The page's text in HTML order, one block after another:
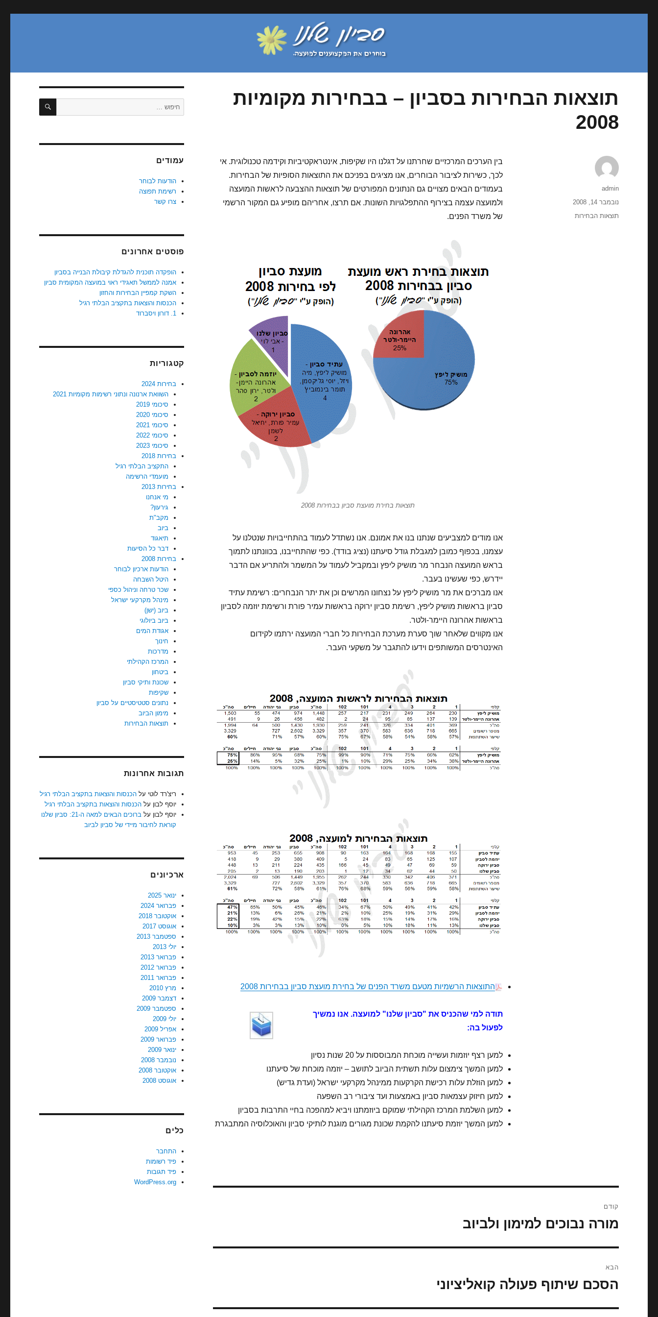
תוצאות הבחירות בסביון – בבחירות מקומיות
2008
בין הערכים המרכזיים שחרתנו על דגלנו היו שקיפות, אינטראקטיביות וקידמה טכנולוגית. אי
לכך, כשירות לציבור הבוחרים, אנו מציגים בפניכם את התוצאות הסופיות של הבחירות.
בעמודים הבאים מצויים גם הנתונים המפורטים של תוצאות ההצבעה לראשות המועצה
ולמועצה עצמה בצירוף ההתפלגויות השונות. אם תרצו, אחריהם מופיע גם המקור הרשמי
של משרד הפנים.
תוצאות בחירת מועצת סביון בבחירות 2008
אנו מודים למצביעים שנתנו בנו את אמונם. אנו נשתדל לעמוד בהתחייבויות שנטלנו על
עצמנו, בכפוף כמובן למגבלת גודל סיעתנו (נציג בודד). כפי שהתחייבנו, בכוונתנו לתמוך
בראש המועצה הנבחר מר מושיק ליפץ ובמקביל לעמוד על המשמר ולהתריע אם הדבר
יידרש, כפי שעשינו בעבר.
אנו מברכים את מר מושיק ליפץ על נצחונו המרשים וכן את יתר הנבחרים: רשימת עתיד
סביון בראשות מושיק ליפץ, רשימת סביון ירוקה בראשות עמיר פורת ורשימת יוזמה לסביון
בראשות אהרונה היימר-ולטר.
אנו מקווים שלאחר שוך סערת מערכת הבחירות כל חברי המועצה ירתמו לקידום
האינטרסים המשותפים וידעו להתגבר על משקעי העבר.
התוצאות הרשמיות מטעם משרד הפנים של בחירת מועצת סביון בבחירות 2008
תודה למי שהכניס את "סביון שלנו" למועצה. אנו נמשיך
לפעול בה:
למען רצף יוזמות ועשייה מוכחת המבוססות על 20 שנות נסיון
למען המשך צימצום עלות תשתית הביוב לתושב – יוזמה מוכחת של סיעתנו
למען הוזלת עלות רכישת הקרקעות ממינהל מקרקעי ישראל (ועדת גדיש)
למען חיזוק עצמאות סביון באמצעות ועד ציבורי רב השפעה
למען השלמת המרכז הקהילתי שמוקם ביוזמתנו ויביא למהפכה בחיי התרבות בסביון
למען המשך יוזמת סיעתנו להקמת שכונת מגורים מוגנת לותיקי סביון והאוכלוסיה המתבגרת
מחבר
admin
פורסם
נובמבר 14, 2008
קטגוריות
תוצאות הבחירות
קודם
הפוסט
מורה נבוכים למימון ולביוב
הבא
הפוסט
הסכם שיתוף פעולה קואליציוני
חיפוש
עמודים
הודעות לבוחר
רשימת תפוצה
צרו קשר
פוסטים אחרונים
הופקדה תוכנית להגדלת קיבולת הבנייה בסביון
אמנה לממשל תאגידי ראוי במועצה המקומית סביון
השקת קמפיין הבחירות והחזון
הכנסות והוצאות בתקציב הבלתי רגיל
1. דורון ויסברוד
קטגוריות
בחירות 2024
השוואת ארנונה ונתוני רשימות מקומיות 2021
סיכומי 2019
סיכומי 2020
סיכומי 2021
סיכומי 2022
סיכומי 2023
בחירות 2018
התקציב הבלתי רגיל
מועמדי הרשימה
בחירות 2013
מי אנחנו
גירעון?
מקב"ת
ביוב
תיאגוד
דבר כל הסיעות
בחירות 2008
הודעות ארכיון לבוחר
היטל השבחה
שכר טרחה וניהול כספי
מינהל מקרקעי ישראל
ביוב (ישן)
ביוב ביולוגי
אגודת המים
חינוך
מדרכות
המרכז הקהילתי
ביטחון
שכונת ותיקי סביון
שקיפות
נתונים סטטיסטיים על סביון
מימון הביוב
תוצאות הבחירות
תגובות אחרונות
ריצ'רד לוטי עלהכנסות והוצאות בתקציב הבלתי רגיל
יוסף לבון עלהכנסות והוצאות בתקציב הבלתי רגיל
יוסף לבון על
ברוכים הבאים למאה ה-21: סביון שלנו
קוראת לחיבור מיידי של סביון לביוב
ארכיונים
ינואר 2025
פברואר 2024
אוקטובר 2018
אוגוסט 2017
ספטמבר 2013
יולי 2013
פברואר 2013
פברואר 2012
פברואר 2011
מרץ 2010
דצמבר 2009
ספטמבר 2009
יולי 2009
אפריל 2009
פברואר 2009
ינואר 2009
נובמבר 2008
אוקטובר 2008
אוגוסט 2008
כלים
התחבר
פיד רשומות
פיד תגובות
WordPress.org